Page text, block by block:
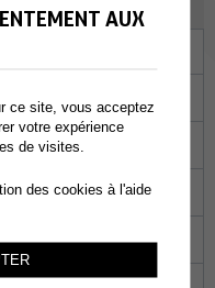
05
12
19 20
26 27
AUX
ce site, vous acceptez
votre expérience
de visites.
des cookies à l'aide